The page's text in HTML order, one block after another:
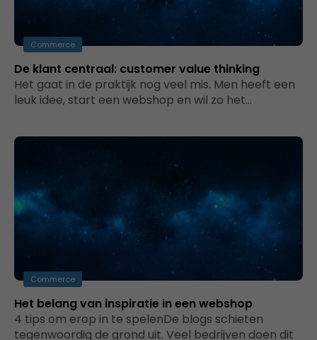
Commerce
De klant centraal: customer value thinking
Het gaat in de praktijk nog veel mis. Men heeft een
leuk idee, start een webshop en wil zo het…
Commerce
Het belang van inspiratie in een webshop
4 tips om erop in te spelenDe blogs schieten
tegenwoordig de grond uit. Veel bedrijven doen dit